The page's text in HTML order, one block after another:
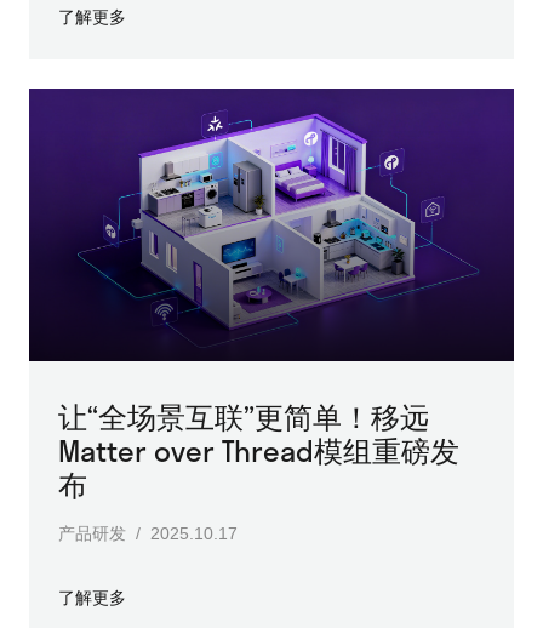
了解更多
让“全场景互联”更简单！移远
Matter over Thread模组重磅发
布
产品研发 / 2025.10.17
了解更多